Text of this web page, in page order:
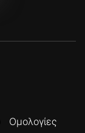
Ομολογίες